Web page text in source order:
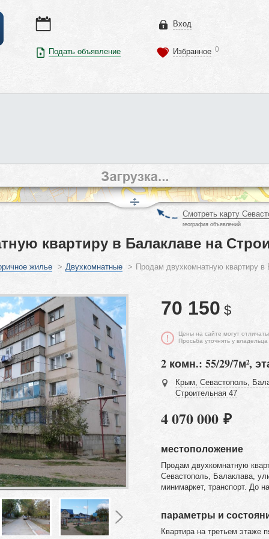
Подать объявление
Вход
Избранное 0
Смотреть карту
география объявлений
квартиру в Балаклаве на
жилье > Двухкомнатные > Продам двухкомнатную квартиру в
70 150 $
Цены на сайте могут
Просьба уточнять у
2 комн.: 55/29/7м²,
Крым, Севастополь,
Строительная 47
4 070 000 ₽
местоположение
Продам двухкомнатную
Севастополь, Балаклава,
минимаркет, транспорт. До
параметры и
Квартира на третьем этаже